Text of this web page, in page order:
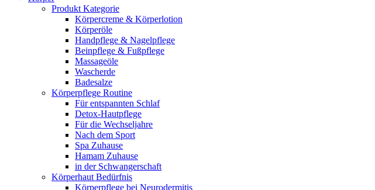
Produkt Kategorie
Körpercreme & Körperlotion
Körperöle
Handpflege & Nagelpflege
Beinpflege & Fußpflege
Massageöle
Wascherde
Badesalze
Körperpflege Routine
Für entspannten Schlaf
Detox-Hautpflege
Für die Wechseljahre
Nach dem Sport
Spa Zuhause
Hamam Zuhause
in der Schwangerschaft
Körperhaut Bedürfnis
Körperpflege bei Neurodermitis